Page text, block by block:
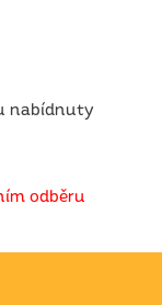
nabídnuty
odběru